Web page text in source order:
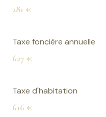
281 €
Taxe foncière annuelle
627 €
Taxe d'habitation
616 €